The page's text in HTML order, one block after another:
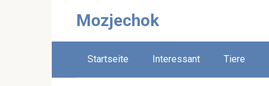
Mozjechok
Startseite Interessant Tiere